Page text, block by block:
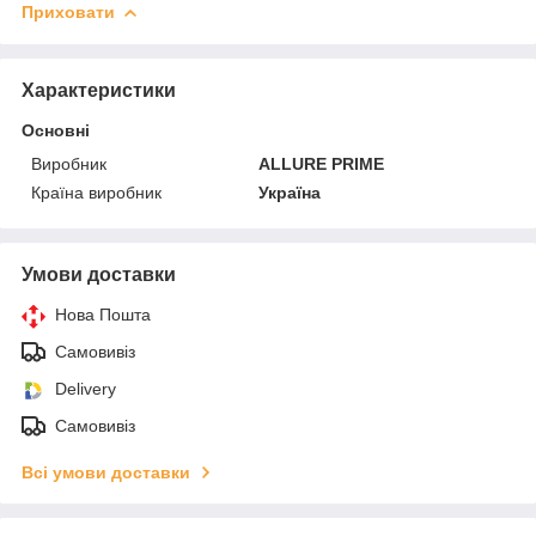
Приховати
Характеристики
Основні
Виробник
ALLURE PRIME
Країна виробник
Україна
Умови доставки
Нова Пошта
Самовивіз
Delivery
Самовивіз
Всі умови доставки